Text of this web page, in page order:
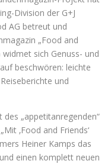
Division der G+J
AG betreut und
„Food and
widmet sich Genuss- und
beschwören: leichte
und
„appetitanregenden“
‚Food and Friends‘
Heiner Kamps das
einen komplett neuen